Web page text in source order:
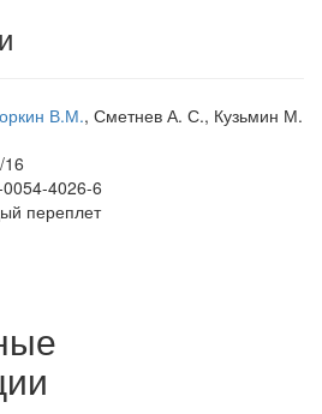
В.М., Сметнев А. С., Кузьмин М.
16
4026-6
переплет